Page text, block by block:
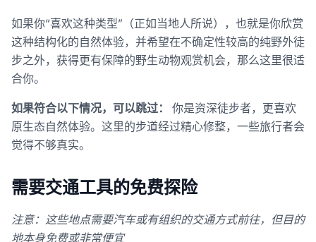
如果你“喜欢这种类型”（正如当地人所说），也就是你欣赏
这种结构化的自然体验，并希望在不确定性较高的纯野外徒
步之外，获得更有保障的野生动物观赏机会，那么这里很适
合你。
如果符合以下情况，可以跳过：
你是资深徒步者，更喜欢
原生态自然体验。这里的步道经过精心修整，一些旅行者会
觉得不够真实。
需要交通工具的免费探险
注意：这些地点需要汽车或有组织的交通方式前往，但目的
地本身免费或非常便宜